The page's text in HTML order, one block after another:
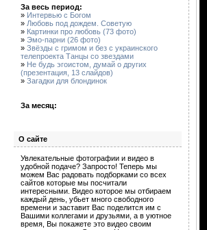
За весь период:
» Интервью с Богом
» Любовь под дождем. Советую
» Картинки про любовь (73 фото)
» Эмо-парни (26 фото)
» Звёзды с гримом и без с украинского
телепроекта Танцы со звездами
» Не будь эгоистом, думай о других
(презентация, 13 слайдов)
» Загадки для блондинок
За месяц:
О сайте
Увлекательные фотографии и видео в
удобной подаче? Запросто! Теперь мы
можем Вас радовать подборками со всех
сайтов которые мы посчитали
интересными. Видео которое мы отбираем
каждый день, убьет много свободного
времени и заставит Вас поделится им с
Вашими коллегами и друзьями, а в уютное
время, Вы покажете это видео своим